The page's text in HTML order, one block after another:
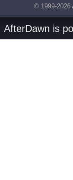
© 1999-2026
AfterDawn is